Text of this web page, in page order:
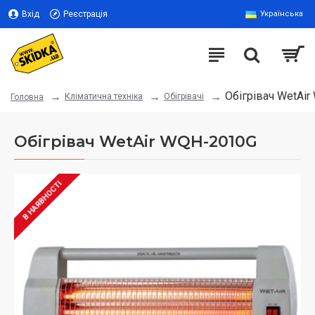
Вхід Реєстрація Українська
Головна Кліматична техніка Обігрівачі Обігрівач
Обігрівач WetAir WQH-2010G
В НАЯВНОСТІ